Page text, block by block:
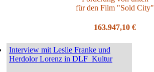
für den Film "Sold City"
163.947,10 €
Interview mit Leslie Franke und
Herdolor Lorenz in DLF_Kultur